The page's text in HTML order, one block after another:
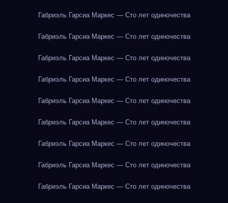
Габриэль Гарсиа Маркес — Сто лет одиночества
Габриэль Гарсиа Маркес — Сто лет одиночества
Габриэль Гарсиа Маркес — Сто лет одиночества
Габриэль Гарсиа Маркес — Сто лет одиночества
Габриэль Гарсиа Маркес — Сто лет одиночества
Габриэль Гарсиа Маркес — Сто лет одиночества
Габриэль Гарсиа Маркес — Сто лет одиночества
Габриэль Гарсиа Маркес — Сто лет одиночества
Габриэль Гарсиа Маркес — Сто лет одиночества